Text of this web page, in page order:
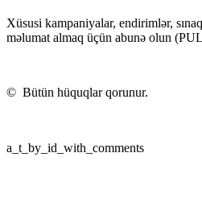
Xüsusi kampaniyalar, endirimlər,
məlumat almaq üçün abunə olun
© Bütün hüquqlar qorunur.
a_t_by_id_with_comments